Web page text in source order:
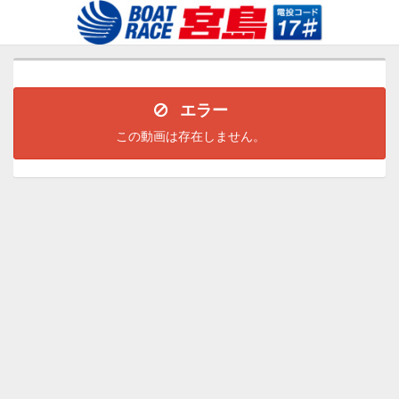
エラー
この動画は存在しません。